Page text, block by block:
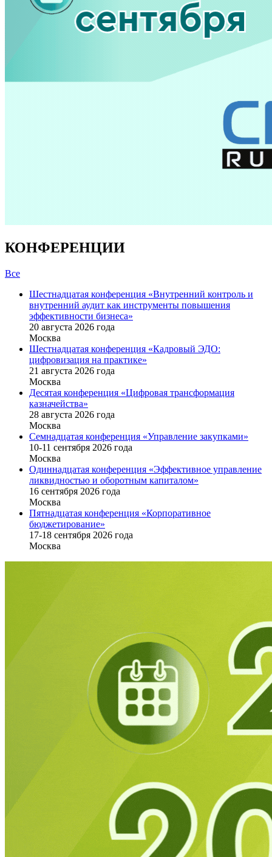
КОНФЕРЕНЦИИ
Все
Шестнадцатая конференция «Внутренний контроль и
внутренний аудит как инструменты повышения
эффективности бизнеса»
20 августа 2026 года
Москва
Шестнадцатая конференция «Кадровый ЭДО:
цифровизация на практике»
21 августа 2026 года
Москва
Десятая конференция «Цифровая трансформация
казначейства»
28 августа 2026 года
Москва
Семнадцатая конференция «Управление закупками»
10-11 сентября 2026 года
Москва
Одиннадцатая конференция «Эффективное управление
ликвидностью и оборотным капиталом»
16 cентября 2026 года
Москва
Пятнадцатая конференция «Корпоративное
бюджетирование»
17-18 сентября 2026 года
Москва